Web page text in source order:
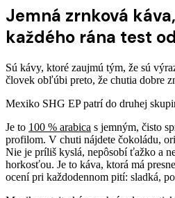
orieškami
Jemná zrnková
každého rána test
Sú kávy, ktoré zaujmú tým, že sú
človek obľúbi preto, že chutia dobre
Mexiko SHG EP patrí do druhej
Je to 100 % arabica s jemným, čisto
profilom. V chuti nájdete čokoládu,
Nie je príliš kyslá, nepôsobí ťažko a
horkosťou. Je to káva, ktorá má
ocení pri každodennom pití: sladká,